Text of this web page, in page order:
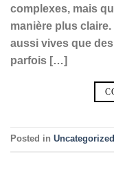
complexes, mais
manière plus
aussi vives que
parfois […]
Posted in Uncategorized